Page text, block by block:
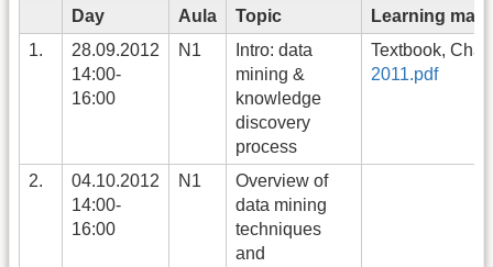
Day Aula Topic
Learning
1.
28.09.2012
14:00-
16:00
N1
Intro: data
mining &
knowledge
discovery
process
Textbook,
2011.pdf
2.
04.10.2012
14:00-
16:00
N1
Overview of
data mining
techniques
and